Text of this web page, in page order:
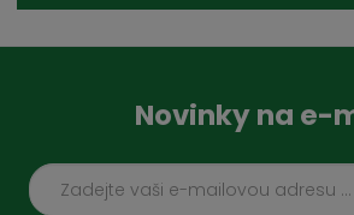
Novinky na e-